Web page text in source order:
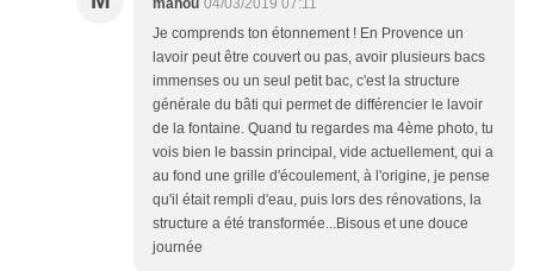
manou 04/03/2019 07:11
Je comprends ton étonnement ! En Provence un
lavoir peut être couvert ou pas, avoir plusieurs bacs
immenses ou un seul petit bac, c'est la structure
générale du bâti qui permet de différencier le lavoir
de la fontaine. Quand tu regardes ma 4ème photo, tu
vois bien le bassin principal, vide actuellement, qui a
au fond une grille d'écoulement, à l'origine, je pense
qu'il était rempli d'eau, puis lors des rénovations, la
structure a été transformée...Bisous et une douce
journée